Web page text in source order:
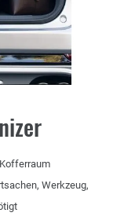
Werkzeug,